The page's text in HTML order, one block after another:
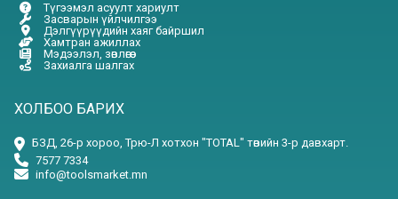
Түгээмэл асуулт хариулт
Засварын үйлчилгээ
Дэлгүүрүүдийн хаяг байршил
Хамтран ажиллах
Мэдээлэл, зөвлөгөө
Захиалга шалгах
ХОЛБОО БАРИХ
БЗД, 26-р хороо, Трю-Л хотхон "TOTAL" төвийн 3-р давхарт.
7577 7334
info@toolsmarket.mn